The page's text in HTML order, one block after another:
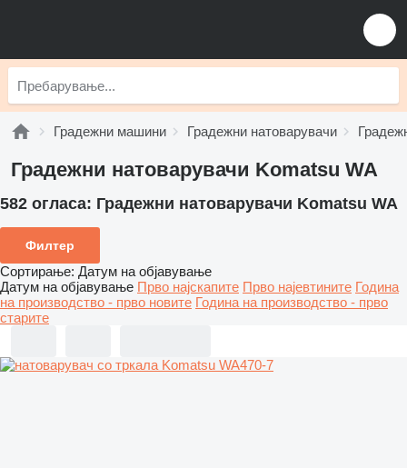
Градежни машини Градежни натоварувачи
Градежни натоварувачи Komatsu WA
582 огласа: Градежни натоварувачи Komatsu WA
Филтер
Сортирање: Датум на објавување
Датум на објавување Прво најскапите Прво најевтините Година
на производство - прво новите Година на производство - прво
старите